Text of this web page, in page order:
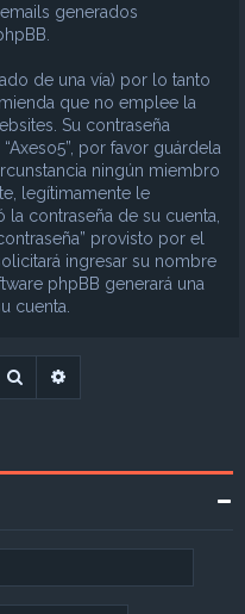
generados
de una vía) por lo tanto
que no emplee la
Su contraseña
por favor guárdela
ningún miembro
legítimamente le
contraseña de su cuenta,
provisto por el
ingresar su nombre
phpBB generará una
cuenta.
Buscar